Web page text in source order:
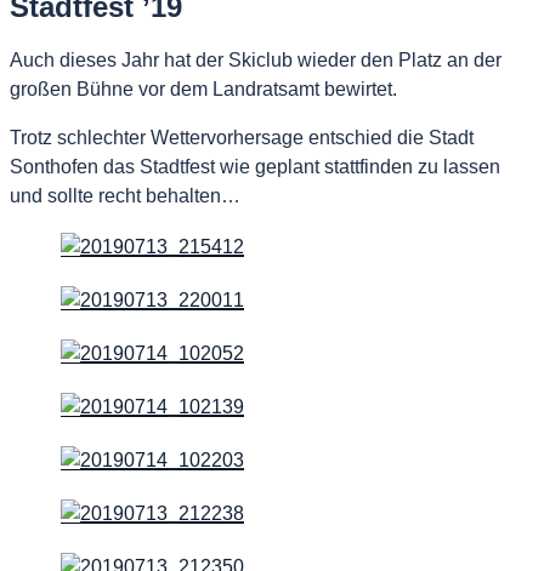
Stadtfest ’19
Auch dieses Jahr hat der Skiclub wieder den Platz an der
großen Bühne vor dem Landratsamt bewirtet.
Trotz schlechter Wettervorhersage entschied die Stadt
Sonthofen das Stadtfest wie geplant stattfinden zu lassen
und sollte recht behalten…